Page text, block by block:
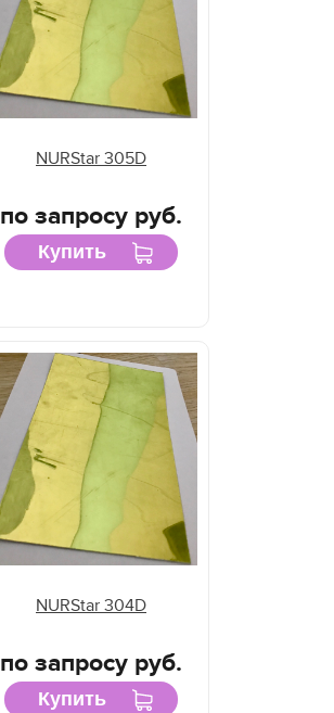
NURStar 305D
по запросу руб.
Купить
NURStar 304D
по запросу руб.
Купить